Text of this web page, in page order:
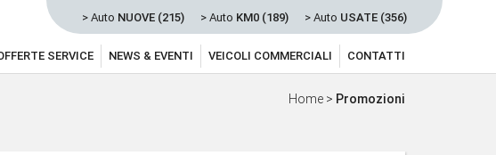
> Auto NUOVE (215) > Auto KM0 (189) > Auto USATE (356)
SERVICE NEWS & EVENTI VEICOLI COMMERCIALI CONTATTI
Home > Promozioni